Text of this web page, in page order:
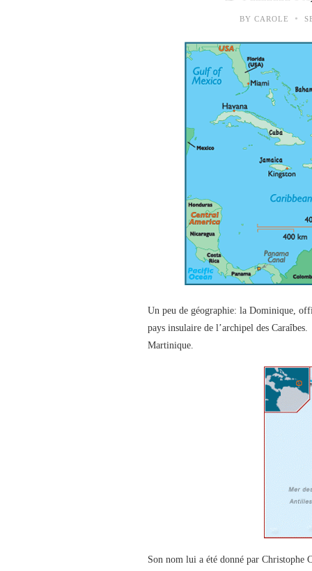
BY CAROLE •
Un peu de géographie: la Dominique,
pays insulaire de l’archipel des
Martinique.
Son nom lui a été donné par Christophe